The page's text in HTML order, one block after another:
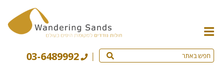
תפריט
האתר
03-6489992